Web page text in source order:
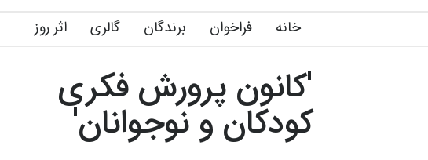
خانه فراخوان برندگان گالری اثر روز
'کانون پرورش فکری
کودکان و نوجوانان'